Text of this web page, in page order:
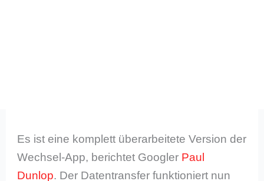
Es ist eine komplett überarbeitete Version der
Wechsel-App, berichtet Googler Paul
Dunlop. Der Datentransfer funktioniert nun